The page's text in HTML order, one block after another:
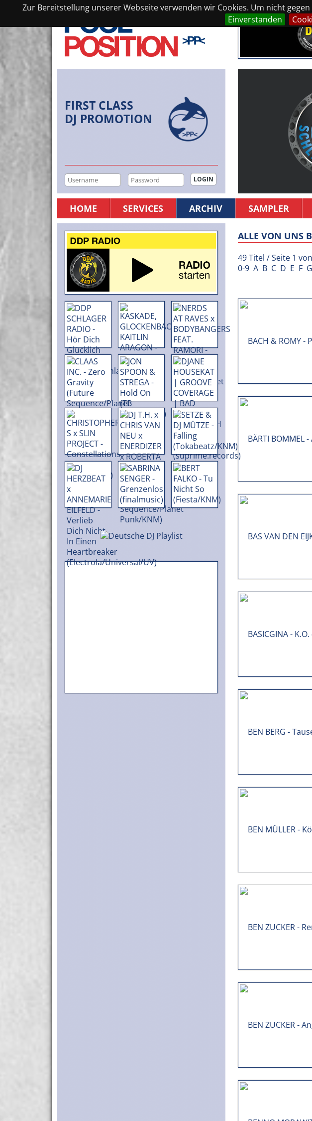
Zur Bereitstellung unserer Webseite verwenden wir Cookies. Um nicht
Einverstanden
FIRST CLASS
DJ PROMOTION
HOME SERVICES ARCHIV SAMPLER
ALLE VON UNS
49 Titel / Seite 1
0-9 A B C D E F G